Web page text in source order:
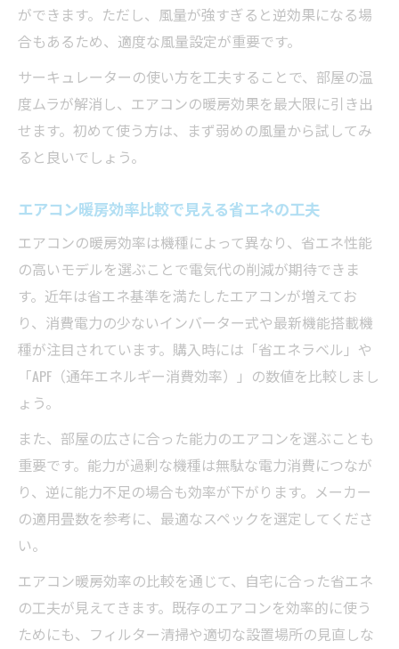
ができます。ただし、風量が強すぎると逆効果になる場
合もあるため、適度な風量設定が重要です。
サーキュレーターの使い方を工夫することで、部屋の温
度ムラが解消し、エアコンの暖房効果を最大限に引き出
せます。初めて使う方は、まず弱めの風量から試してみ
ると良いでしょう。
エアコン暖房効率比較で見える省エネの工夫
エアコンの暖房効率は機種によって異なり、省エネ性能
の高いモデルを選ぶことで電気代の削減が期待できま
す。近年は省エネ基準を満たしたエアコンが増えてお
り、消費電力の少ないインバーター式や最新機能搭載機
種が注目されています。購入時には「省エネラベル」や
「APF（通年エネルギー消費効率）」の数値を比較しまし
ょう。
また、部屋の広さに合った能力のエアコンを選ぶことも
重要です。能力が過剰な機種は無駄な電力消費につなが
り、逆に能力不足の場合も効率が下がります。メーカー
の適用畳数を参考に、最適なスペックを選定してくださ
い。
エアコン暖房効率の比較を通じて、自宅に合った省エネ
の工夫が見えてきます。既存のエアコンを効率的に使う
ためにも、フィルター清掃や適切な設置場所の見直しな